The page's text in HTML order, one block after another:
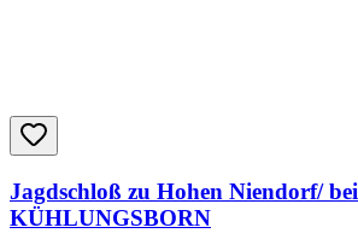
Jagdschloß zu Hohen Niendorf/ bei
KÜHLUNGSBORN